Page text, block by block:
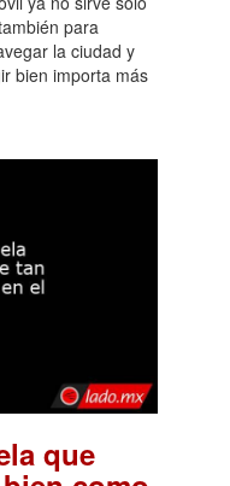
para
la ciudad y
bien importa más
que